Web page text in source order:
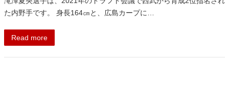
た内野手です。 身長164㎝と、広島カープに…
Read more